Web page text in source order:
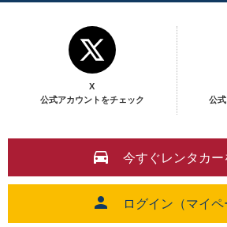
X
公式アカウントをチェック
公
今すぐレンタカー
ログイン（マイペ